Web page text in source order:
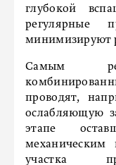
глубокой
регулярные
минимизируют
Самым
проводят,
ослабляющую
этапе
механическим
участка